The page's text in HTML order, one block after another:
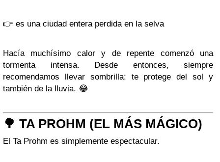
👉 es una ciudad entera perdida en la selva
Hacía muchísimo calor y de repente comenzó una
tormenta intensa. Desde entonces, siempre
recomendamos llevar sombrilla: te protege del sol y
también de la lluvia. 😂
🌳 TA PROHM (EL MÁS MÁGICO)
El Ta Prohm es simplemente espectacular.